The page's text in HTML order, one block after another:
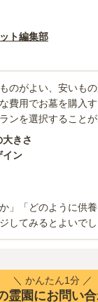
ト編集部
のがよい、安いも
費用でお墓を購入
ンを選択することが
きさ
イン
」「どのように供
してみるとよいでし
＼ かんたん1分 ／
霊園にお問い